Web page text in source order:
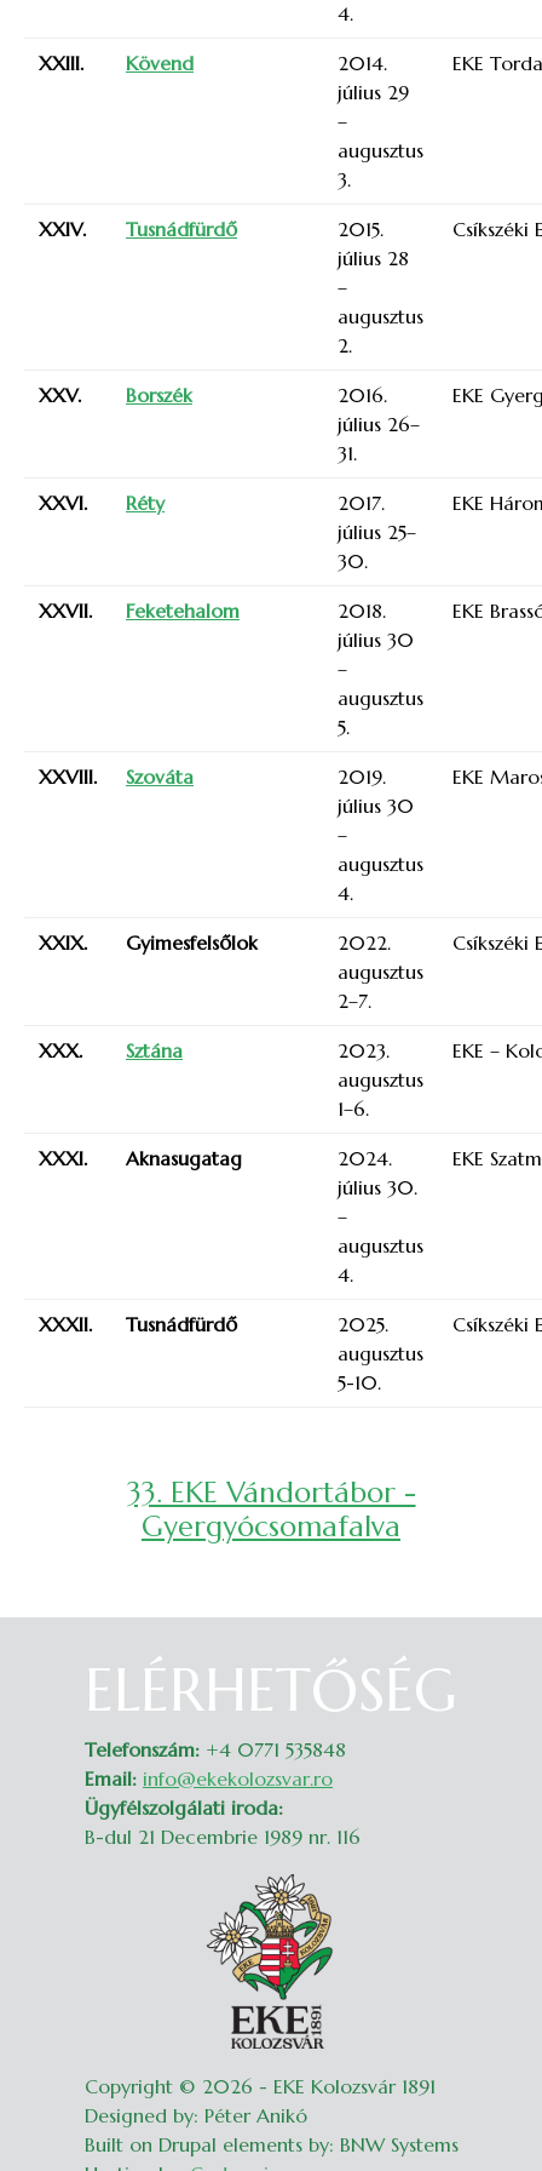
4.
XXIII. Kövend
2014.
július 29
–
augusztus
3.
EKE
XXIV. Tusnádfürdő
2015.
július 28
–
augusztus
2.
Csíkszéki
XXV. Borszék
2016.
július 26–
31.
EKE
XXVI. Réty
2017.
július 25–
30.
EKE
XXVII. Feketehalom
2018.
július 30
–
augusztus
5.
EKE
XXVIII. Szováta
2019.
július 30
–
augusztus
4.
EKE
XXIX. Gyimesfelsőlok
2022.
augusztus
2–7.
Csíkszéki
XXX. Sztána
2023.
augusztus
1–6.
EKE –
XXXI. Aknasugatag
2024.
július 30.
–
augusztus
4.
EKE
XXXII. Tusnádfürdő
2025.
augusztus
5-10.
Csíkszéki
33. EKE Vándortábor -
Gyergyócsomafalva
ELÉRHETŐSÉG
Telefonszám: +4 0771 535848
Email: info@ekekolozsvar.ro
Ügyfélszolgálati iroda:
B-dul 21 Decembrie 1989 nr. 116
Copyright © 2026 - EKE Kolozsvár 1891
Designed by: Péter Anikó
Built on Drupal elements by: BNW Systems